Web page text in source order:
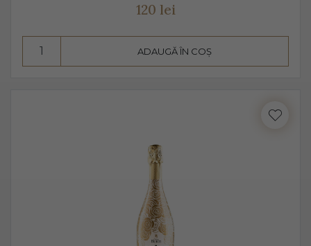
120 lei
ADAUGĂ ÎN COȘ